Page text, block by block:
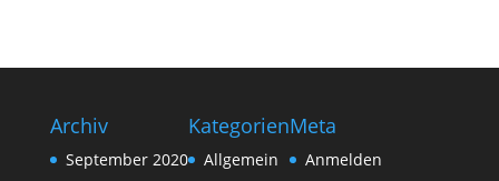
Archiv
September 2020
Kategorien
Allgemein
Meta
Anmelden